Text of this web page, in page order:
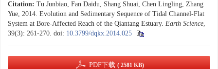
Citation: Tu Junbiao, Fan Daidu, Shang Shuai, Chen Lingling, Zhang
Yue, 2014. Evolution and Sedimentary Sequence of Tidal Channel-Flat
System at Bore-Affected Reach of the Qiantang Estuary. Earth Science,
39(3): 261-270. doi: 10.3799/dqkx.2014.025
PDF下载 ( 2581 KB)